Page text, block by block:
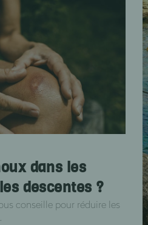
dans les
descentes ?
conseille pour réduire les